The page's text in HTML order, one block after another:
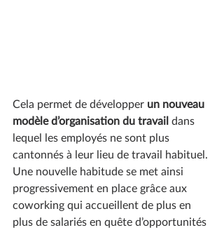
Cela permet de développer un nouveau
modèle d’organisation du travail dans
lequel les employés ne sont plus
cantonnés à leur lieu de travail habituel.
Une nouvelle habitude se met ainsi
progressivement en place grâce aux
coworking qui accueillent de plus en
plus de salariés en quête d’opportunités